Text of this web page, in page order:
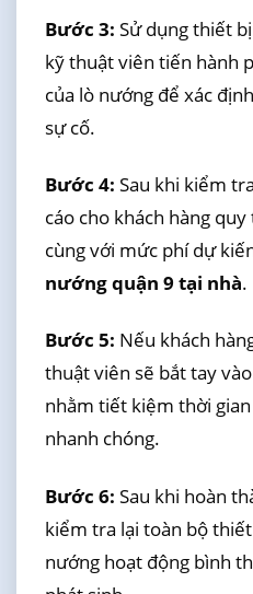
Bước 3: Sử dụng thiết
kỹ thuật viên tiến hành
của lò nướng để xác
sự cố.
Bước 4: Sau khi kiểm
cáo cho khách hàng
cùng với mức phí dự
nướng quận 9 tại nhà.
Bước 5: Nếu khách
thuật viên sẽ bắt tay
nhằm tiết kiệm thời
nhanh chóng.
Bước 6: Sau khi hoàn
kiểm tra lại toàn bộ
nướng hoạt động bình